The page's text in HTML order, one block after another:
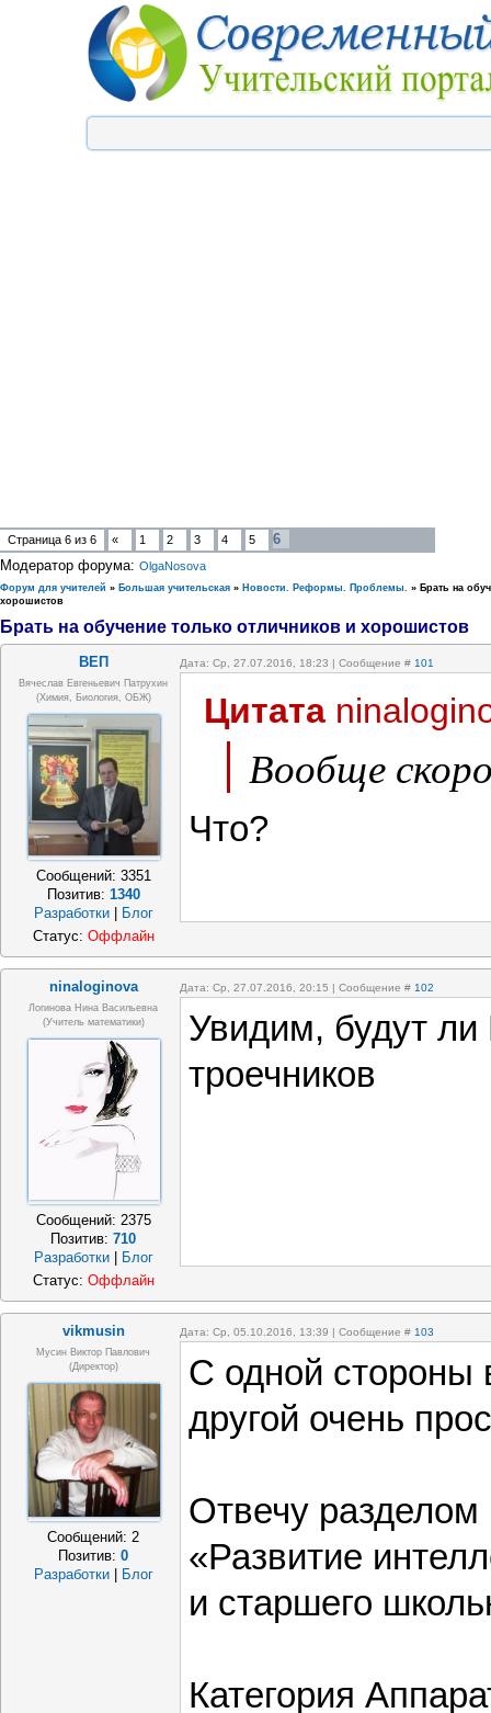
Страница 6 из 6 « 1 2 3 4 5
6
Модератор форума: OlgaNosova
Форум для учителей » Большая учительская » Новости. Реформы. Проблемы. » Брать на
хорошистов
Брать на обучение только отличников и хорошистов
ВЕП Дата: Ср, 27.07.2016, 18:23 | Сообщение # 101
Вячеслав Евгеньевич Патрухин
(Химия, Биология, ОБЖ)
Сообщений: 3351
Позитив: 1340
Разработки
Блог
Цитата
Вообще
Что?
Статус: Оффлайн
ninaloginova Дата: Ср, 27.07.2016, 20:15 | Сообщение # 102
Логинова Нина Васильевна
(учитель математики)
Сообщений: 2375
Позитив:710
Разработки
Блог
Увидим, будут
троечников
Статус: Оффлайн
vikmusin Дата: Ср, 05.10.2016, 13:39 | Сообщение # 103
Мусин Виктор Павлович
(Директор)
Сообщений: 2
Позитив:0
Разработки
Блог
С одной стороны
другой очень
Отвечу разделом
«Развитие
и старшего
Категория